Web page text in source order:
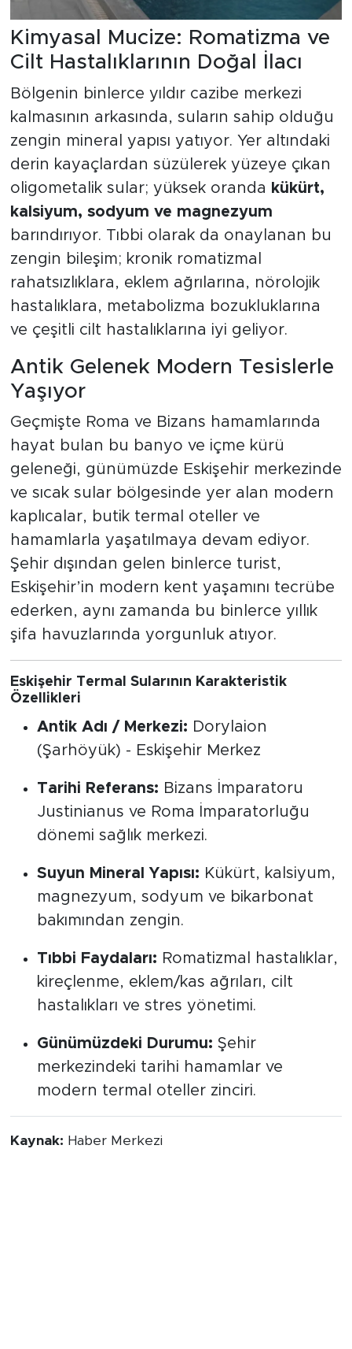
Kimyasal Mucize: Romatizma ve
Cilt Hastalıklarının Doğal İlacı
Bölgenin binlerce yıldır cazibe merkezi
kalmasının arkasında, suların sahip olduğu
zengin mineral yapısı yatıyor. Yer altındaki
derin kayaçlardan süzülerek yüzeye çıkan
oligometalik sular; yüksek oranda kükürt,
kalsiyum, sodyum ve magnezyum
barındırıyor. Tıbbi olarak da onaylanan bu
zengin bileşim; kronik romatizmal
rahatsızlıklara, eklem ağrılarına, nörolojik
hastalıklara, metabolizma bozukluklarına
ve çeşitli cilt hastalıklarına iyi geliyor.
Antik Gelenek Modern Tesislerle
Yaşıyor
Geçmişte Roma ve Bizans hamamlarında
hayat bulan bu banyo ve içme kürü
geleneği, günümüzde Eskişehir merkezinde
ve sıcak sular bölgesinde yer alan modern
kaplıcalar, butik termal oteller ve
hamamlarla yaşatılmaya devam ediyor.
Şehir dışından gelen binlerce turist,
Eskişehir’in modern kent yaşamını tecrübe
ederken, aynı zamanda bu binlerce yıllık
şifa havuzlarında yorgunluk atıyor.
Eskişehir Termal Sularının Karakteristik
Özellikleri
Antik Adı / Merkezi: Dorylaion
(Şarhöyük) - Eskişehir Merkez
Tarihi Referans: Bizans İmparatoru
Justinianus ve Roma İmparatorluğu
dönemi sağlık merkezi.
Suyun Mineral Yapısı: Kükürt, kalsiyum,
magnezyum, sodyum ve bikarbonat
bakımından zengin.
Tıbbi Faydaları: Romatizmal hastalıklar,
kireçlenme, eklem/kas ağrıları, cilt
hastalıkları ve stres yönetimi.
Günümüzdeki Durumu: Şehir
merkezindeki tarihi hamamlar ve
modern termal oteller zinciri.
Kaynak: Haber Merkezi